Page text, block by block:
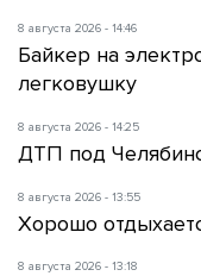
8 августа 2026 - 14:46
Байкер на
легковушку
8 августа 2026 - 14:25
ДТП под
8 августа 2026 - 13:55
Хорошо
8 августа 2026 - 13:18